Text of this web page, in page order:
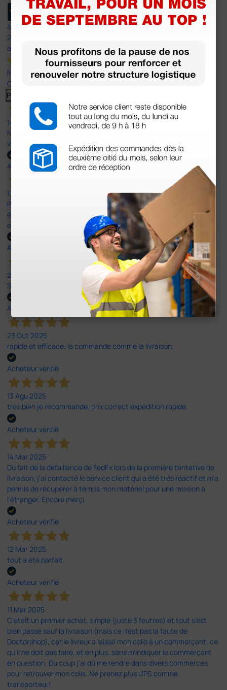
4,5
/5
23
avis
Nos avis 4 et 5 étoiles.
Cliquez ici pour tous les lire >
Previous
14 Avr 2026
Mon article reçu est conforme à la description texte, image et
vidéo proposée par le site.
Acheteur vérifié
13 Avr 2026
Pas du le sparadrap escompté. Est sensé tenir des pansements
épais ! Ce n'est pas le cas. En ce qui concerne la livraison, elle a
été rapide dans un emballage parfait.
Acheteur vérifié
20 Jan 2026
Satisfait de mon expérience sur Doctorshop
Acheteur vérifié
23 Oct 2025
rapide et efficace, la commande comme la livraison.
Acheteur vérifié
13 Agu 2025
tres bien je recommande. prix correct expédition rapide.
Acheteur vérifié
14 Mar 2025
Du fait de la défaillance de FedEx lors de la première tentative de
livraison, j'ai contacté le service client qui a été très réactif et m'a
permis de récupérer à temps mon matériel pour une mission à
l'étranger. Encore merçi.
Acheteur vérifié
12 Mar 2025
tout a été parfait
Acheteur vérifié
11 Mar 2025
C'était un premier achat, simple (juste 3 feutres) et tout s'est
bien passé sauf la livraison (mais ce n'est pas la faute de
Doctorshop), car le livreur a laissé mon colis à un commerçant, ce
qu'il ne doit pas faire, et en plus, sans m'indiquer le commerçant
en question. Du coup j'ai dû me rendre dans divers commerces
pour retrouver mon colis. Ne prenez plus UPS comme
transporteur!